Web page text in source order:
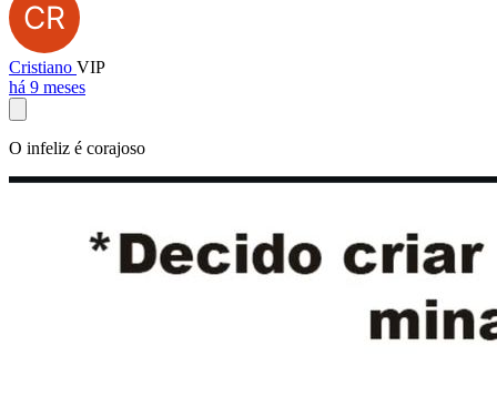
Cristiano VIP
há 9 meses
O infeliz é corajoso